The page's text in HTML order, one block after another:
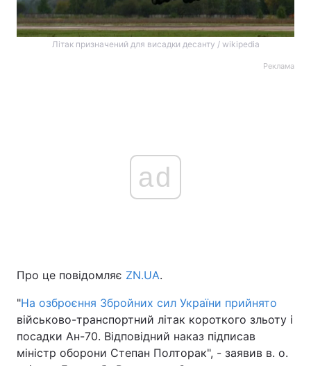
Літак призначений для висадки десанту / wikipedia
Реклама
ad
Про це повідомляє ZN.UA.
"На озброєння Збройних сил України прийнято
військово-транспортний літак короткого зльоту і
посадки Ан-70. Відповідний наказ підписав
міністр оборони Степан Полторак", - заявив в. о.